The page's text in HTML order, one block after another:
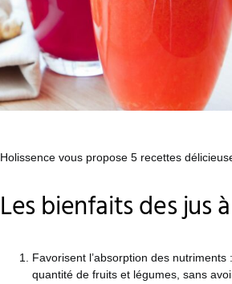
Holissence vous propose 5 recettes
Les bienfaits des jus
Favorisent l’absorption des
quantité de fruits et légumes, sans